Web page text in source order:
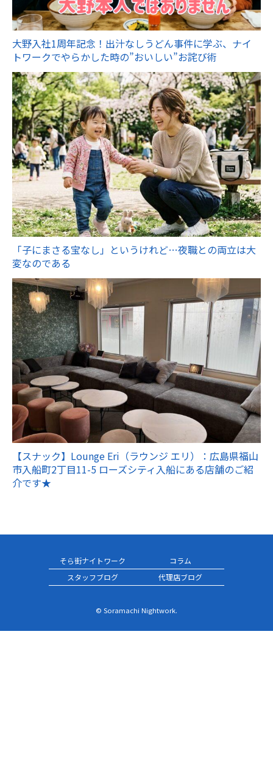
大野入社1周年記念！出汁なしうどん事件に学ぶ、ナイ
トワークでやらかした時の”おいしい”お詫び術
「子にまさる宝なし」というけれど…夜職との両立は大
変なのである
【スナック】Lounge Eri（ラウンジ エリ）：広島県福山
市入船町2丁目11-5 ローズシティ入船にある店舗のご紹
介です★
そら街ナイトワーク
コラム
スタッフブログ
代理店ブログ
© Soramachi Nightwork.